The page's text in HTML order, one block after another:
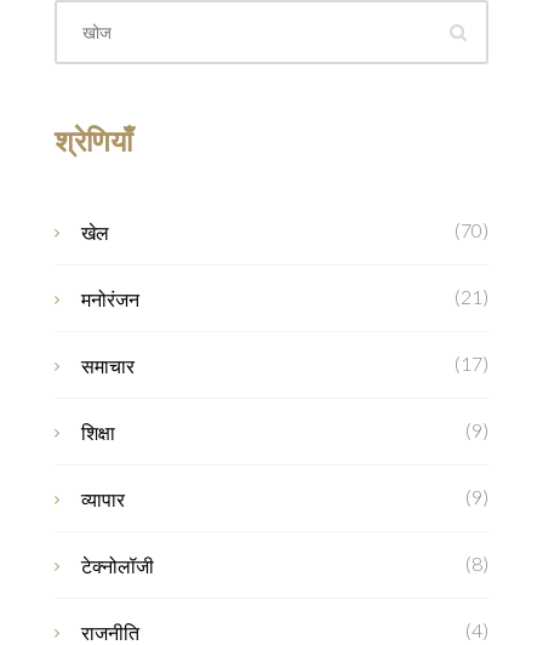
श्रेणियाँ
खेल (70)
मनोरंजन (21)
समाचार (17)
शिक्षा (9)
व्यापार (9)
टेक्नोलॉजी (8)
राजनीति (4)